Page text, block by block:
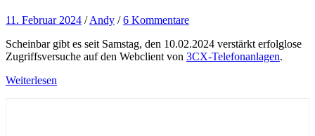
11. Februar 2024 /Andy /6 Kommentare
Scheinbar gibt es seit Samstag, den 10.02.2024 verstärkt erfolglose
Zugriffsversuche auf den Webclient von 3CX-Telefonanlagen.
Weiterlesen